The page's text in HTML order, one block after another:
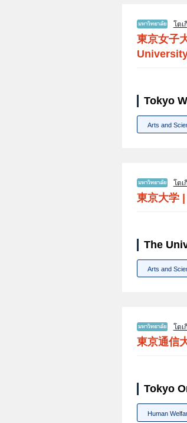
โตเ
東京女子
Tokyo
Arts and
โตเ
東京大学
The
Arts and
โตเ
東京通信
Tokyo
Human